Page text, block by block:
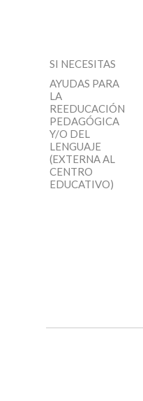
SI NECESITAS
AYUDAS PARA
LA
REEDUCACIÓN
PEDAGÓGICA
Y/O DEL
LENGUAJE
(EXTERNA AL
CENTRO
EDUCATIVO)